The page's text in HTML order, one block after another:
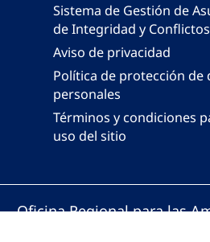
Sistema de Gestión de
de Integridad y Conflictos
Aviso de privacidad
Política de protección de
personales
Términos y condiciones
uso del sitio
Oficina Regional para las